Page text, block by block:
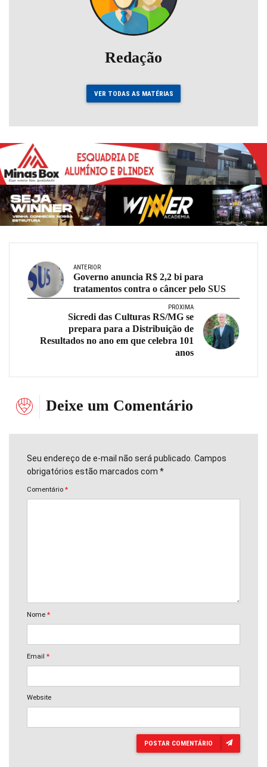
Redação
VER TODAS AS MATÉRIAS
ANTERIOR
Governo anuncia R$ 2,2 bi para
tratamentos contra o câncer pelo SUS
PRÓXIMA
Sicredi das Culturas RS/MG se
prepara para a Distribuição de
Resultados no ano em que celebra 101
anos
Deixe um Comentário
Seu endereço de e-mail não será publicado. Campos
obrigatórios estão marcados com *
Comentário *
Nome *
Email *
Website
POSTAR COMENTÁRIO